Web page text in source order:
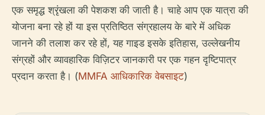
एक समृद्ध श्रृंखला की पेशकश की जाती है। चाहे आप एक यात्रा की
योजना बना रहे हों या इस प्रतिष्ठित संग्रहालय के बारे में अधिक
जानने की तलाश कर रहे हों, यह गाइड इसके इतिहास, उल्लेखनीय
संग्रहों और व्यावहारिक विज़िटर जानकारी पर एक गहन दृष्टिपात्र
प्रदान करता है। (MMFA आधिकारिक वेबसाइट)